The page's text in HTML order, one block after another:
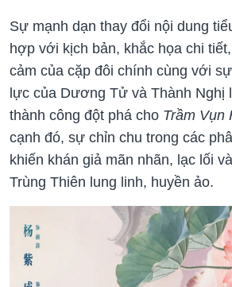
Sự mạnh dạn thay đổi nội dung
hợp với kịch bản, khắc họa chi
cảm của cặp đôi chính cùng với
lực của Dương Tử và Thành Nghị
thành công đột phá cho Trầm Vụn
cạnh đó, sự chỉn chu trong các
khiến khán giả mãn nhãn, lạc lối
Trùng Thiên lung linh, huyền ảo.